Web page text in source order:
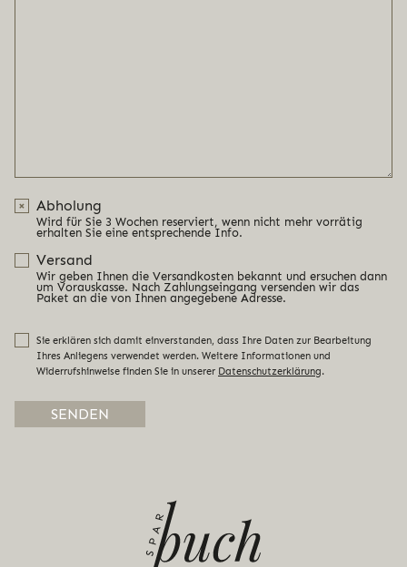
Abholung
Wird für Sie 3 Wochen reserviert, wenn nicht mehr vorrätig
erhalten Sie eine entsprechende Info.
Versand
Wir geben Ihnen die Versandkosten bekannt und ersuchen dann
um Vorauskasse. Nach Zahlungseingang versenden wir das
Paket an die von Ihnen angegebene Adresse.
Sie erklären sich damit einverstanden, dass Ihre Daten zur Bearbeitung
Ihres Anliegens verwendet werden. Weitere Informationen und
Widerrufshinweise finden Sie in unserer Datenschutzerklärung.